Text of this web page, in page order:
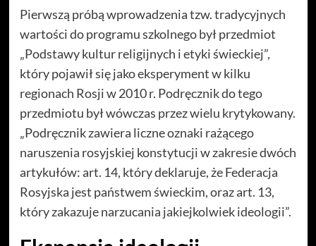
Pierwszą próbą wprowadzenia tzw. tradycyjnych
wartości do programu szkolnego był przedmiot
„Podstawy kultur religijnych i etyki świeckiej”,
który pojawił się jako eksperyment w kilku
regionach Rosji w 2010 r. Podręcznik do tego
przedmiotu był wówczas przez wielu krytykowany.
„Podręcznik zawiera liczne oznaki rażącego
naruszenia rosyjskiej konstytucji w zakresie dwóch
artykułów: art. 14, który deklaruje, że Federacja
Rosyjska jest państwem świeckim, oraz art. 13,
który zakazuje narzucania jakiejkolwiek ideologii”.